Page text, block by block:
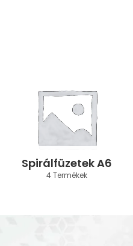
Spirálfüzetek A6
4 Termékek